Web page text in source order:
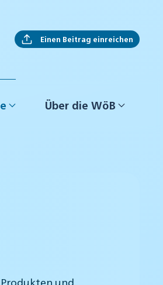
Einen Beitrag einreichen
Über die WöB
und